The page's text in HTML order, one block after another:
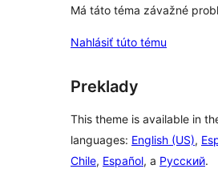
Má táto téma závažné
Nahlásiť túto tému
Preklady
This theme is available in
languages: English (US),
Chile, Español, a Русский.